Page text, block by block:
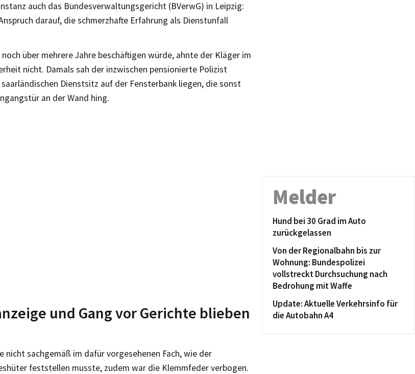
auch das Bundesverwaltungsgericht (BVerwG) in Leipzig:
darauf, die schmerzhafte Erfahrung als Dienstunfall
noch über mehrere Jahre beschäftigen würde, ahnte der Kläger im
nicht. Damals sah der inzwischen pensionierte Polizist
Dienstsitz auf der Fensterbank liegen, die sonst
an der Wand hing.
und Gang vor Gerichte blieben
nicht sachgemäß im dafür vorgesehenen Fach, wie der
feststellen musste, zudem war die Klemmfeder verbogen.
Melder
Hund bei 30 Grad im Auto
zurückgelassen
Von der Regionalbahn bis zur
Wohnung: Bundespolizei
vollstreckt Durchsuchung nach
Bedrohung mit Waffe
Update: Aktuelle Verkehrsinfo für
die Autobahn A4